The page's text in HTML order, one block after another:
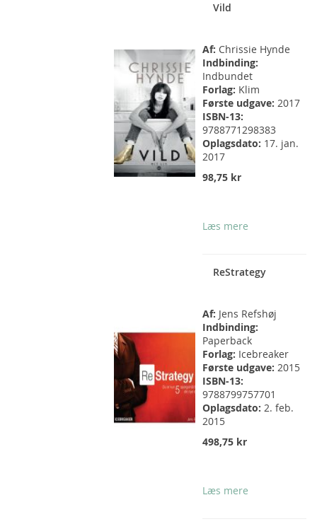
Vild
Af: Chrissie Hynde
Indbinding:
Indbundet
Forlag: Klim
Første udgave: 2017
ISBN-13:
9788771298383
Oplagsdato: 17. jan.
2017
98,75 kr
Læs mere
ReStrategy
Af: Jens Refshøj
Indbinding:
Paperback
Forlag: Icebreaker
Første udgave: 2015
ISBN-13:
9788799757701
Oplagsdato: 2. feb.
2015
498,75 kr
Læs mere